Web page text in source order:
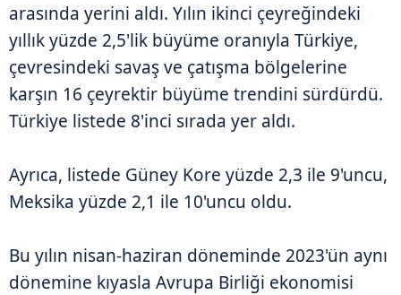
arasında yerini aldı. Yılın ikinci çeyreğindeki
yıllık yüzde 2,5'lik büyüme oranıyla Türkiye,
çevresindeki savaş ve çatışma bölgelerine
karşın 16 çeyrektir büyüme trendini sürdürdü.
Türkiye listede 8'inci sırada yer aldı.
Ayrıca, listede Güney Kore yüzde 2,3 ile 9'uncu,
Meksika yüzde 2,1 ile 10'uncu oldu.
Bu yılın nisan-haziran döneminde 2023'ün aynı
dönemine kıyasla Avrupa Birliği ekonomisi